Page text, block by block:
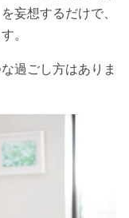
妄想するだけで、
。
過ごし方はありま